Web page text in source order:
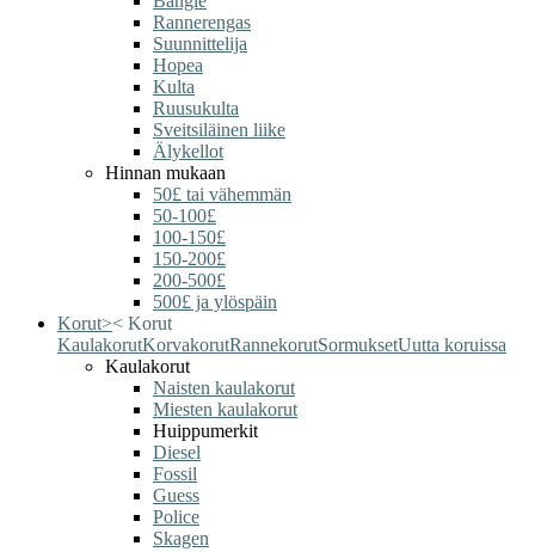
Rannerengas
Suunnittelija
Hopea
Kulta
Ruusukulta
Sveitsiläinen liike
Älykellot
Hinnan mukaan
50£ tai vähemmän
50-100£
100-150£
150-200£
200-500£
500£ ja ylöspäin
Korut>< Korut
KaulakorutKorvakorutRannekorutSormuksetUutta koruissa
Kaulakorut
Naisten kaulakorut
Miesten kaulakorut
Huippumerkit
Diesel
Fossil
Guess
Police
Skagen